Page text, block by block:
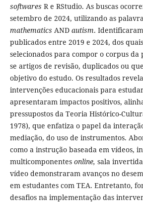
softwares R e RStudio. As buscas
setembro de 2024, utilizando as
mathematics AND autism.
publicados entre 2019 e 2024, dos
selecionados para compor o corpus da
se artigos de revisão, duplicados ou
objetivo do estudo. Os resultados
intervenções educacionais para
apresentaram impactos positivos,
pressupostos da Teoria Histórico-
1978), que enfatiza o papel da
mediação, do uso de instrumentos.
como a instrução baseada em vídeos,
multicomponentesonline, sala
vídeo demonstraram avanços no
em estudantes com TEA. Entretanto,
desafios na implementação das